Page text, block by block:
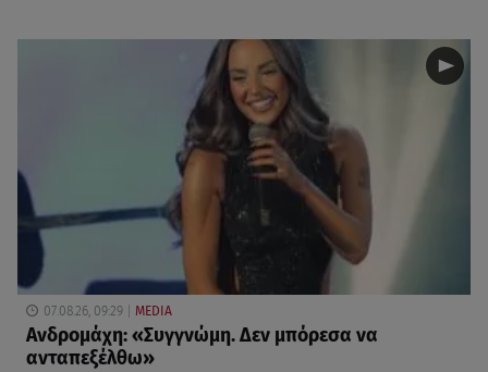
07.08.26, 09:29 MEDIA
Ανδρομάχη: «Συγγνώμη. Δεν μπόρεσα να
ανταπεξέλθω»